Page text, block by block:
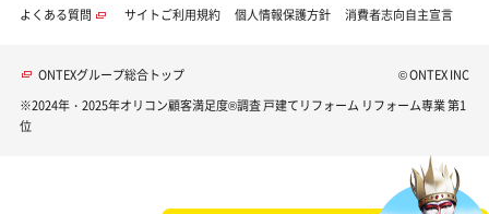
担当：第3企画課
2026年7月6日
担当の方々の人柄や話し方、説明の丁寧さ、家
よくある質問 サイトご利用規約 個人情報保護方針 消費者志向自主宣言
ONTEXグループ総合トップ
© ONTEX INC
※2024年・2025年オリコン顧客満足度®調査 戸建てリフォーム リフォーム専業 第1
位